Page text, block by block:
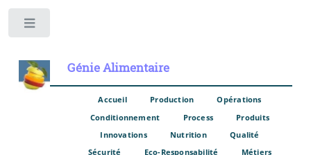
Génie Alimentaire
Accueil Production
Opérations
Conditionnement
Process
Produits
Innovations
Nutrition
Qualité
Sécurité
Eco-Responsabilité
Métiers